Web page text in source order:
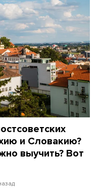
и Словакию?
выучить? Вот